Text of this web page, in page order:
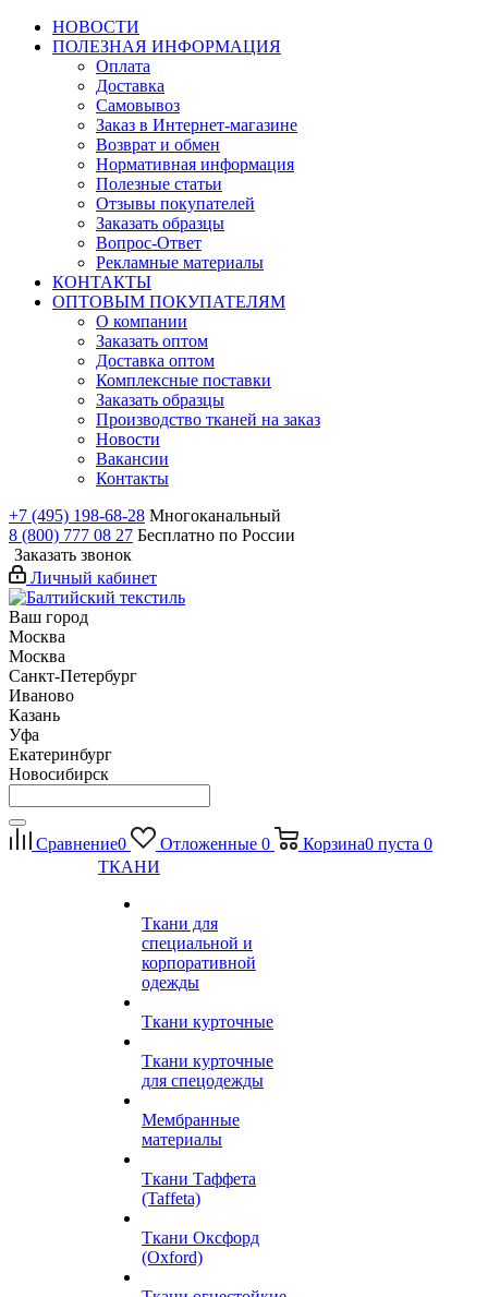
НОВОСТИ
ПОЛЕЗНАЯ ИНФОРМАЦИЯ
Оплата
Доставка
Самовывоз
Заказ в Интернет-магазине
Возврат и обмен
Нормативная информация
Полезные статьи
Отзывы покупателей
Заказать образцы
Вопрос-Ответ
Рекламные материалы
КОНТАКТЫ
ОПТОВЫМ ПОКУПАТЕЛЯМ
О компании
Заказать оптом
Доставка оптом
Комплексные поставки
Заказать образцы
Производство тканей на заказ
Новости
Вакансии
Контакты
+7 (495) 198-68-28 Многоканальный
8 (800) 777 08 27 Бесплатно по России
Заказать звонок
Личный кабинет
Ваш город
Москва
Москва
Санкт-Петербург
Иваново
Казань
Уфа
Екатеринбург
Новосибирск
Сравнение0 Отложенные 0 Корзина0 пуста 0
ТКАНИ
Ткани для
специальной и
корпоративной
одежды
Ткани курточные
Ткани курточные
для спецодежды
Мембранные
материалы
Ткани Таффета
(Taffeta)
Ткани Оксфорд
(Oxford)